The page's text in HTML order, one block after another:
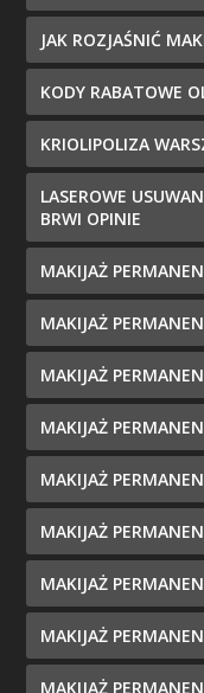
JAK ROZJAŚNIĆ
KODY RABATOWE
KRIOLIPOLIZA
LASEROWE
BRWI OPINIE
MAKIJAŻ
MAKIJAŻ
MAKIJAŻ
MAKIJAŻ
MAKIJAŻ
MAKIJAŻ
MAKIJAŻ
MAKIJAŻ
MAKIJAŻ